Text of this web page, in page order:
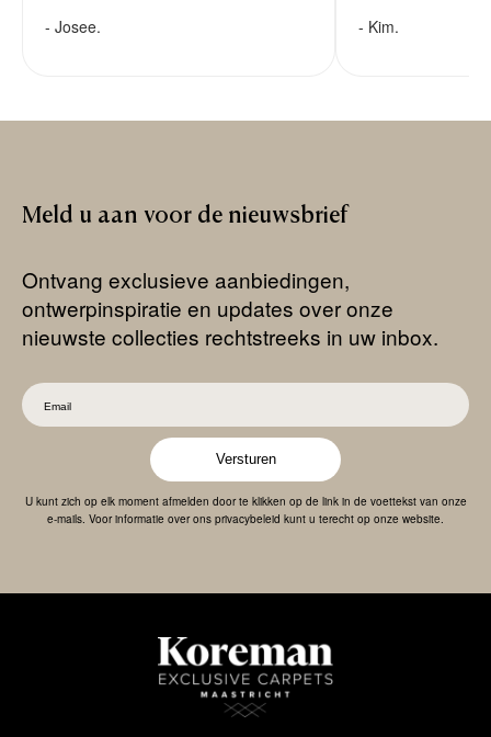
- Josee. - Kim.
Meld u aan voor de nieuwsbrief
Ontvang exclusieve aanbiedingen,
ontwerpinspiratie en updates over onze
nieuwste collecties rechtstreeks in uw inbox.
Versturen
U kunt zich op elk moment afmelden door te klikken op de link in de voettekst van onze
e-mails. Voor informatie over ons privacybeleid kunt u terecht op onze website.